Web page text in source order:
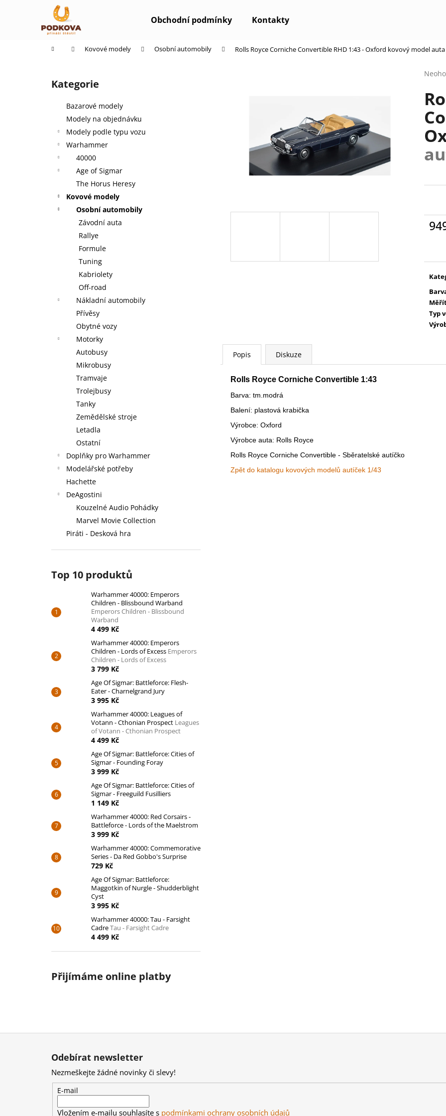
Obchodní podmínky Kontakty
Domů Kovové modely Osobní automobily Rolls Royce Corniche Convertible RHD 1:43 - Oxford kovový model auta
Přeskočit
kategorie
Kategorie
Bazarové modely
Modely na objednávku
Modely podle typu vozu
Warhammer
40000
Age of Sigmar
The Horus Heresy
Kovové modely
Osobní automobily
Závodní auta
Rallye
Formule
Tuning
Kabriolety
Off-road
Nákladní automobily
Přívěsy
Obytné vozy
Motorky
Autobusy
Mikrobusy
Tramvaje
Trolejbusy
Tanky
Zemědělské stroje
Letadla
Ostatní
Doplňky pro Warhammer
Modelářské potřeby
Hachette
DeAgostini
Kouzelné Audio Pohádky
Marvel Movie Collection
Piráti - Desková hra
Top 10 produktů
Warhammer 40000: Emperors
Children - Blissbound Warband
Emperors Children - Blissbound
Warband
4 499 Kč
Warhammer 40000: Emperors
Children - Lords of Excess Emperors
Children - Lords of Excess
3 799 Kč
Age Of Sigmar: Battleforce: Flesh-
Eater - Charnelgrand Jury
3 995 Kč
Warhammer 40000: Leagues of
Votann - Cthonian Prospect Leagues
of Votann - Cthonian Prospect
4 499 Kč
Age Of Sigmar: Battleforce: Cities of
Sigmar - Founding Foray
3 999 Kč
Age Of Sigmar: Battleforce: Cities of
Sigmar - Freeguild Fusilliers
1 149 Kč
Warhammer 40000: Red Corsairs -
Battleforce - Lords of the Maelstrom
3 999 Kč
Warhammer 40000: Commemorative
Series - Da Red Gobbo's Surprise
729 Kč
Age Of Sigmar: Battleforce:
Maggotkin of Nurgle - Shudderblight
Cyst
3 995 Kč
Warhammer 40000: Tau - Farsight
CadreTau - Farsight Cadre
4 499 Kč
Přijímáme online platby
je
0,0
z
5
Typ
Popis Diskuze
Rolls Royce Corniche Convertible 1:43
Barva: tm.modrá
Balení: plastová krabička
Výrobce: Oxford
Výrobce auta: Rolls Royce
Rolls Royce Corniche Convertible - Sběratelské autíčko
Zpět do katalogu kovových modelů autíček 1/43
Zpět
Zpět
Co potřebujete najít?
Doporučujeme
WARHAMMER 40000: EMPERORS
CHILDREN - BLISSBOUND WARBAND
EMPERORS CHILDREN - BLISSBOUND
WARBAND
4 499 Kč
3 799 Kč
AGE OF
EATER -
Z
Odebírat newsletter
Nezmeškejte žádné novinky či slevy!
E-mail
Vložením e-mailu souhlasíte s podmínkami ochrany osobních údajů